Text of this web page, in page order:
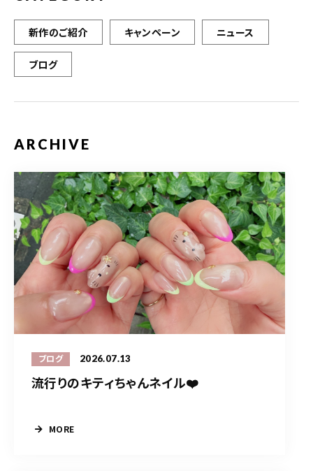
新作のご紹介 キャンペーン ニュース
ブログ
ARCHIVE
ブログ 2026.07.13
流行りのキティちゃんネイル❤️
MORE